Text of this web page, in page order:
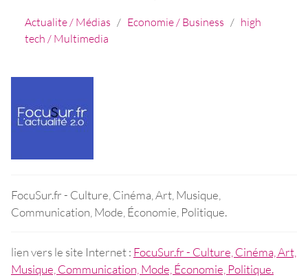
Actualite / Médias / Economie / Business / high
tech / Multimedia
FocuSur.fr - Culture, Cinéma, Art, Musique,
Communication, Mode, Économie, Politique.
lien vers le site Internet : FocuSur.fr - Culture, Cinéma, Art,
Musique, Communication, Mode, Économie, Politique.